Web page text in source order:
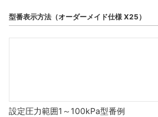
型番表示方法（オーダーメイド仕様 X25）
設定圧力範囲1～100kPa型番例